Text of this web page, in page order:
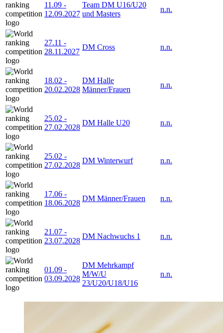
11.09 -
12.09.2027
Team DM U16/U20
und Masters
n.n.
27.11 -
28.11.2027
DM Cross n.n.
18.02 -
20.02.2028
DM Halle
Männer/Frauen
n.n.
25.02 -
27.02.2028
DM Halle U20 n.n.
25.02 -
27.02.2028
DM Winterwurf n.n.
17.06 -
18.06.2028
DM Männer/Frauen n.n.
21.07 -
23.07.2028
DM Nachwuchs 1 n.n.
01.09 -
03.09.2028
DM Mehrkampf
M/W/U
23/U20/U18/U16
n.n.